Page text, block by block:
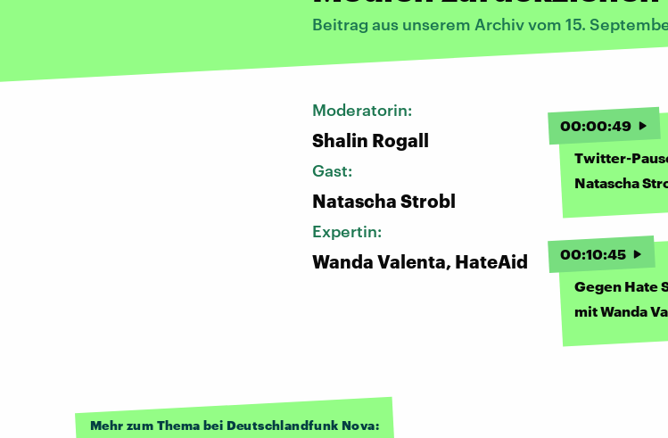
Beitrag aus unserem Archiv vom 15.
Moderatorin:
Shalin Rogall
Gast:
Natascha Strobl
Expertin:
Wanda Valenta, HateAid
00:00:49
Twitter-
Natascha
00:10:45
Gegen Hate
mit Wanda
Mehr zum Thema bei Deutschlandfunk Nova: